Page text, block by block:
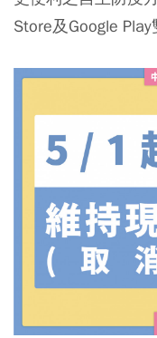
Store及Google Play